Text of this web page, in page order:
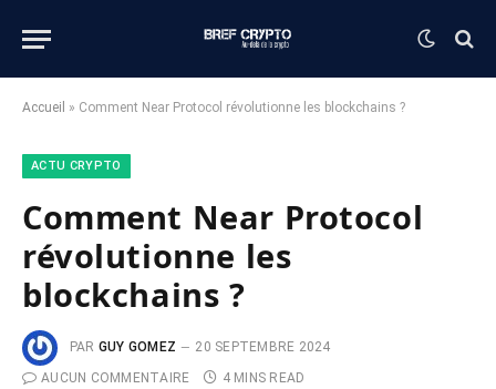
Accueil » Comment Near Protocol révolutionne les blockchains ?
ACTU CRYPTO
Comment Near Protocol
révolutionne les
blockchains ?
PAR GUY GOMEZ
20 SEPTEMBRE 2024
AUCUN COMMENTAIRE
4 MINS READ